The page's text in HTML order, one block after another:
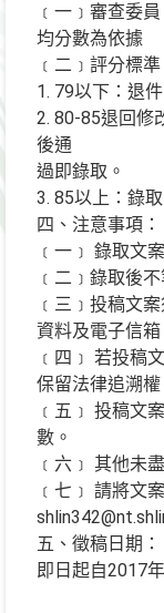
﹝一﹞審查委
均分數為依據
﹝二﹞評分標準
1. 79以下：退件
2. 80-85退回修
後通
過即錄取。
3. 85以上：錄取
四、注意事項：
﹝一﹞ 錄取文
﹝二﹞錄取後
﹝三﹞投稿文
資料及電子信箱
﹝四﹞ 若投稿
保留法律追溯權
﹝五﹞ 投稿文
數。
﹝六﹞ 其他未
﹝七﹞ 請將文
五、徵稿日期：
即日起自2017